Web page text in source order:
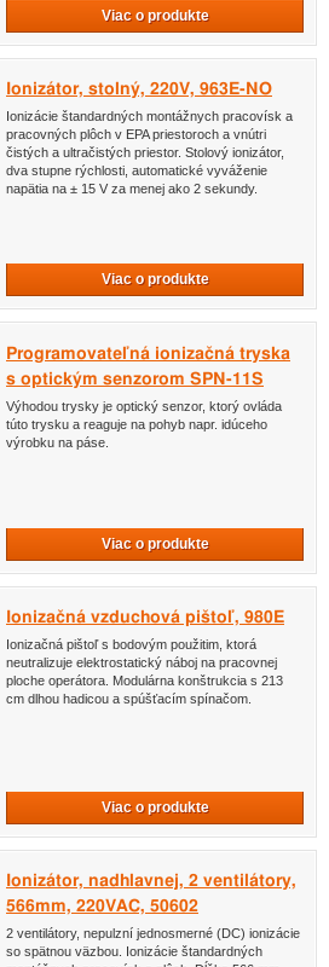
Viac o produkte
Ionizátor, stolný, 220V, 963E-NO
Ionizácie štandardných montážnych pracovísk a
pracovných plôch v EPA priestoroch a vnútri
čistých a ultračistých priestor. Stolový ionizátor,
dva stupne rýchlosti, automatické vyváženie
napätia na ± 15 V za menej ako 2 sekundy.
Viac o produkte
Programovateľná ionizačná tryska
s optickým senzorom SPN-11S
Výhodou trysky je optický senzor, ktorý ovláda
túto trysku a reaguje na pohyb napr. idúceho
výrobku na páse.
Viac o produkte
Ionizačná vzduchová pištoľ, 980E
Ionizačná pištoľ s bodovým použitim, ktorá
neutralizuje elektrostatický náboj na pracovnej
ploche operátora. Modulárna konštrukcia s 213
cm dlhou hadicou a spúšťacím spínačom.
Viac o produkte
Ionizátor, nadhlavnej, 2 ventilátory,
566mm, 220VAC, 50602
2 ventilátory, nepulzní jednosmerné (DC) ionizácie
so spätnou väzbou. Ionizácie štandardných